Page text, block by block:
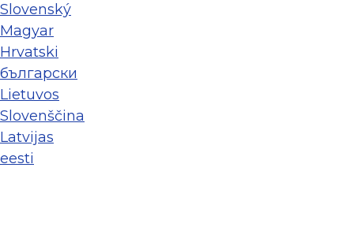
Slovenský
Magyar
Hrvatski
български
Lietuvos
Slovenščina
Latvijas
eesti